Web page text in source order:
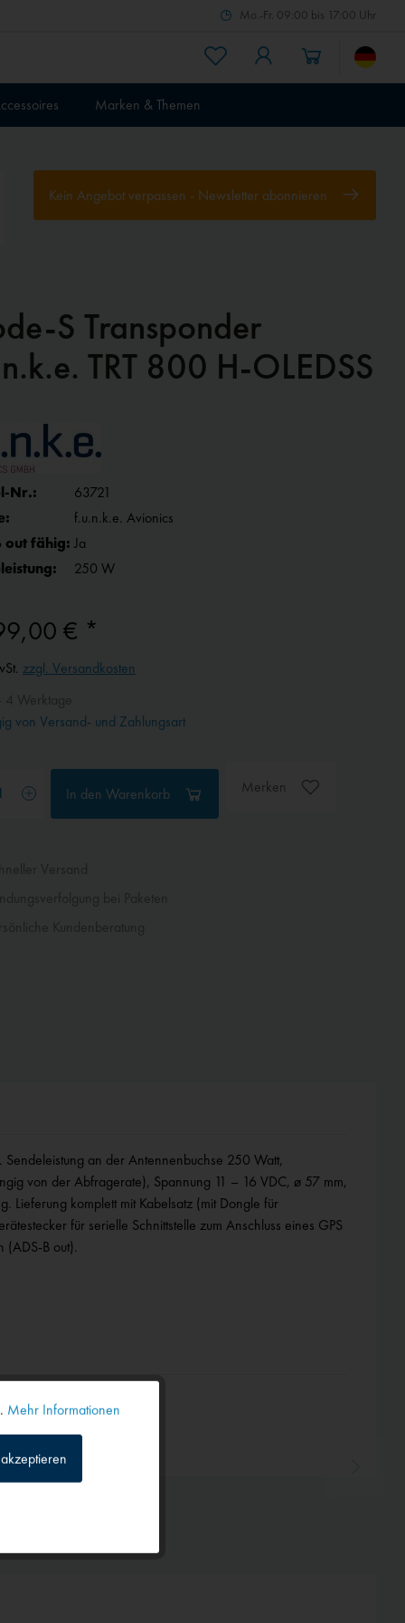
Mo.-Fr. 09:00 bis 17:00 Uhr
Marken & Themen
Kein Angebot verpassen - Newsletter abonnieren
S Transponder
TRT 800 H-OLEDSS
Nr.:
63721
f.u.n.k.e. Avionics
out fähig: Ja
250 W
€ *
zzgl. Versandkosten
von Versand- und Zahlungsart
In den Warenkorb Merken
an der Antennenbuchse 250 Watt,
von der Abfragerate), Spannung 11 – 16 VDC, ø 57 mm,
Lieferung komplett mit Kabelsatz (mit Dongle für
für serielle Schnittstelle zum Anschluss eines GPS
(ADS-B out).
Inaktiv
Mehr Informationen